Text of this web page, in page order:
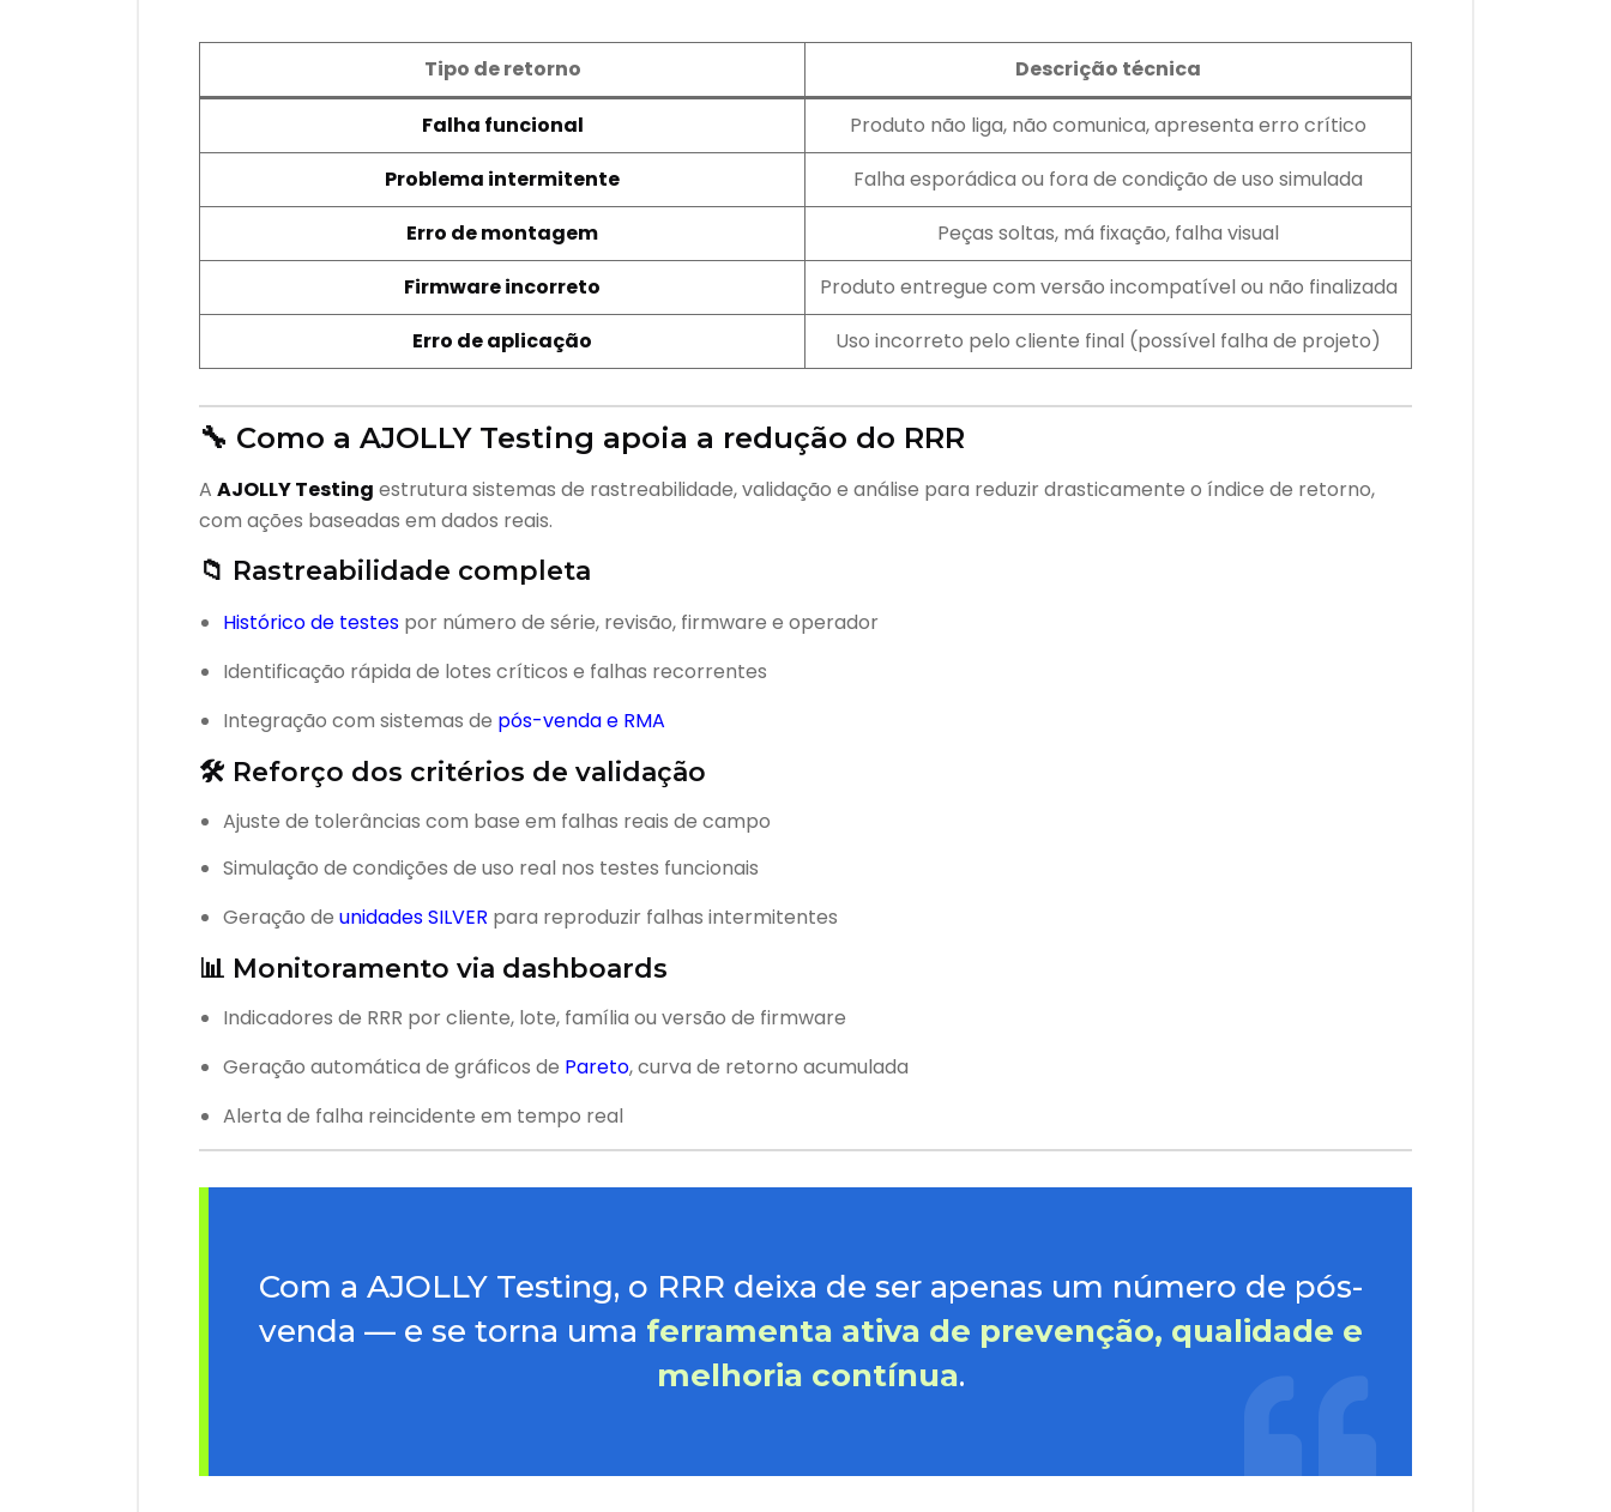
Tipo de retorno Descrição técnica
Falha funcional
Produto não liga, não comunica, apresenta erro crítico
Problema intermitente
Falha esporádica ou fora de condição de uso simulada
Erro de montagem
Peças soltas, má fixação, falha visual
Firmware incorreto
Produto entregue com versão incompatível ou não finalizada
Erro de aplicação
Uso incorreto pelo cliente final (possível falha de projeto)
🔧 Como a AJOLLY Testing apoia a redução do RRR
A AJOLLY Testing estrutura sistemas de rastreabilidade, validação e análise para reduzir drasticamente o índice de retorno,
com ações baseadas em dados reais.
📁 Rastreabilidade completa
Histórico de testes por número de série, revisão, firmware e operador
Identificação rápida de lotes críticos e falhas recorrentes
Integração com sistemas de pós-venda e RMA
🛠️ Reforço dos critérios de validação
Ajuste de tolerâncias com base em falhas reais de campo
Simulação de condições de uso real nos testes funcionais
Geração de unidades SILVER para reproduzir falhas intermitentes
📊 Monitoramento via dashboards
Indicadores de RRR por cliente, lote, família ou versão de firmware
Geração automática de gráficos de Pareto, curva de retorno acumulada
Alerta de falha reincidente em tempo real
Com a AJOLLY Testing, o RRR deixa de ser apenas um número de pós-
venda — e se torna uma ferramenta ativa de prevenção, qualidade e
melhoria contínua.